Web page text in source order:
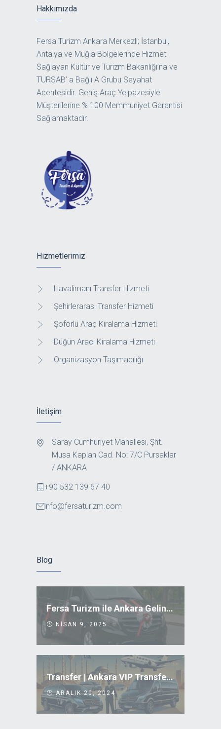
Hakkımızda
Fersa Turizm Ankara Merkezli; İstanbul,
Antalya ve Muğla Bölgelerinde Hizmet
Sağlayan Kültür ve Turizm Bakanlığı’na ve
TURSAB’ a Bağlı A Grubu Seyahat
Acentesidir. Geniş Araç Yelpazesiyle
Müşterilerine % 100 Memmuniyet Garantisi
Sağlamaktadır.
Hizmetlerimiz
Havalimanı Transfer Hizmeti
Şehirlerarası Transfer Hizmeti
Şoförlü Araç Kiralama Hizmeti
Düğün Aracı Kiralama Hizmeti
Organizasyon Taşımacılığı
İletişim
Saray Cumhuriyet Mahallesi, Şht.
Musa Kaplan Cad. No: 7/C Pursaklar
/ ANKARA
+90 532 139 67 40
info@fersaturizm.com
Blog
Fersa Turizm ile Ankara Gelin Arabası Kiralama
NISAN 9, 2025
Transfer | Ankara VIP Transfer Uygun Fiyatlar
ARALIK 20, 2024